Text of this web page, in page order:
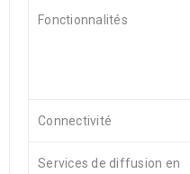
Fonctionnalités
Connectivité
Services de diffusion en